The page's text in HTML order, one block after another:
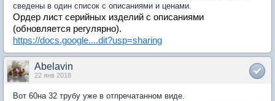
сведены в один список с описаниями и ценами.
Ордер лист серийных изделий с описаниями
(обновляется регулярно).
https://docs.google....dit?usp=sharing
Abelavin
22 янв 2018
Вот 60на 32 трубу уже в отпречатанном виде.